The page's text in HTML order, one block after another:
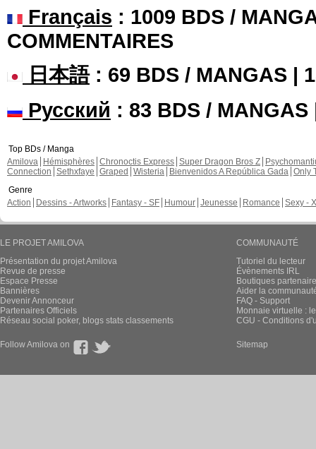
Français : 1009 BDS /
COMMENTAIRES
日本語: 69 BDS / MANGAS |
Русский : 83 BDS / MANGAS
Top BDs / Manga
Amilova
Hémisphères Chronoctis Express Super Dragon Bros Z
Connection Sethxfaye Graped Wisteria Bienvenidos A República Gada Only
Genre
Action
Dessins - Artworks Fantasy - SF Humour Jeunesse Romance Sexy -
LE PROJET AMILOVA
Présentation du projet Amilova
Revue de presse
Espace Presse
Bannières
Devenir Annonceur
Partenaires Officiels
Réseau social poker, blogs stats classements
COMMUNAUTÉ
Tutoriel du lecteur
Évènements IRL
Boutiques
Aider la
FAQ - Support
Monnaie virtuelle :
CGU - Conditions
Follow Amilova on Sitemap